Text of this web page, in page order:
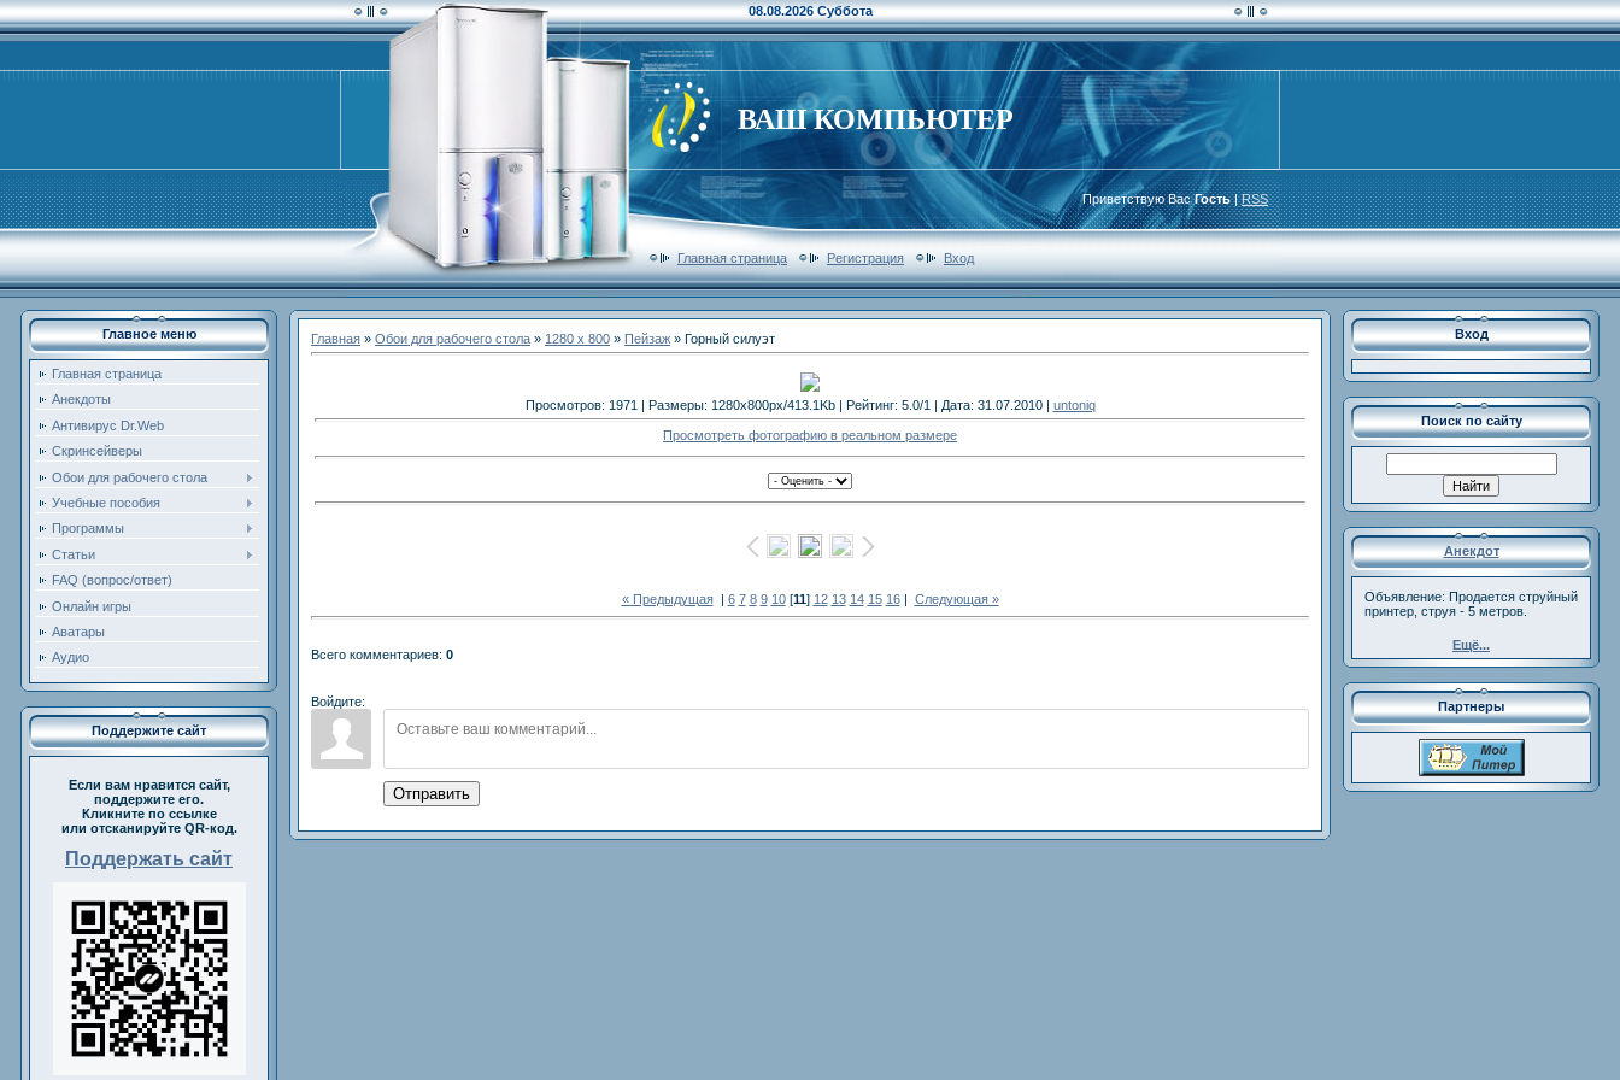
08.08.2026 Суббота
ВАШ КОМПЬЮТЕР
Приветствую ВасГость|RSS
Главная страница Регистрация Вход
Главное меню
Главная страница
Анекдоты
Антивирус Dr.Web
Скринсейверы
Обои для рабочего стола
Учебные пособия
Программы
Статьи
FAQ (вопрос/ответ)
Онлайн игры
Аватары
Аудио
Поддержите сайт
Если вам нравится сайт,
поддержите его.
Кликните по ссылке
или отсканируйте QR-код.
Поддержать сайт
Главная » Обои для рабочего стола » 1280 x 800 » Пейзаж » Горный силуэт
Просмотров: 1971 | Размеры: 1280x800px/413.1Kb | Рейтинг: 5.0/1 | Дата: 31.07.2010 | untoniq
Просмотреть фотографию в реальном размере
« Предыдущая| 6 7 8 9 10[11] 12 13 14 15 16| Следующая »
Всего комментариев: 0
Войдите:
Отправить
Вход
Поиск по сайту
Анекдот
Объявление: Продается струйный
принтер, струя - 5 метров.
Ещё...
Партнеры